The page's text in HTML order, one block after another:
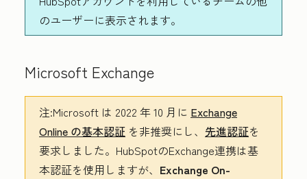
のユーザーに表示されます。
Microsoft Exchange
注:Microsoft は 2022 年 10 月に Exchange
Online の基本認証 を非推奨にし、 先進認証を
要求しました。HubSpotのExchange連携は基
本認証を使用しますが、 Exchange On-